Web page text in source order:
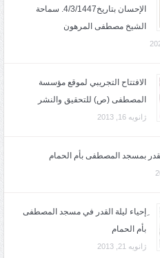
الإحسان بتاريخ4/3/1447. سماحة
الشيخ مصطفى المرهون
الافتتاح التجريبي لموقع مؤسسة
المصطفى (ص) للتحقيق والنشر
ژانویه 16, 2013
بمسجد المصطفى بأم الحمام
ِإحياء ليلة القدر في مسجد المصطفى
بأم الحمام
ژانویه 21, 2013